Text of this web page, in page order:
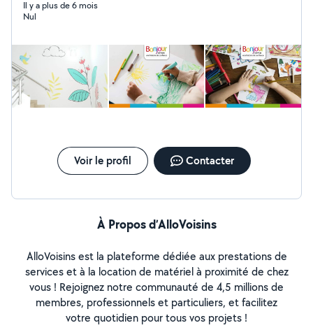
douce j'ai le don de faire sourire les enfants n hésite pas
à me contacter pour plus d'informations Merci d'avance
Il y a plus de 6 mois
Nul
Voir le profil Contacter
À Propos d’AlloVoisins
AlloVoisins est la plateforme dédiée aux prestations de
services et à la location de matériel à proximité de chez
vous ! Rejoignez notre communauté de 4,5 millions de
membres, professionnels et particuliers, et facilitez
votre quotidien pour tous vos projets !